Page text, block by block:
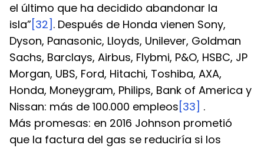
el último que ha decidido abandonar la
isla”[32] . Después de Honda vienen Sony,
Dyson, Panasonic, Lloyds, Unilever, Goldman
Sachs, Barclays, Airbus, Flybmi, P&O, HSBC, JP
Morgan, UBS, Ford, Hitachi, Toshiba, AXA,
Honda, Moneygram, Philips, Bank of America y
Nissan: más de 100.000 empleos [33] .
Más promesas: en 2016 Johnson prometió
que la factura del gas se reduciría si los